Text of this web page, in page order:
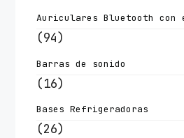
Auriculares Bluetooth con
(94)
Barras de sonido
(16)
Bases Refrigeradoras
(26)